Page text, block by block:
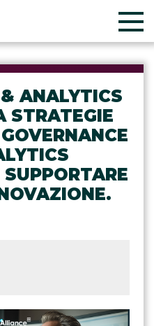
ANALYTICS
STRATEGIE